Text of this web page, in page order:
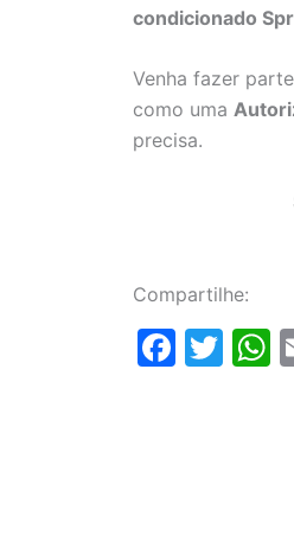
condicionado
Venha fazer
como uma
precisa.
Compartilhe:
F
T